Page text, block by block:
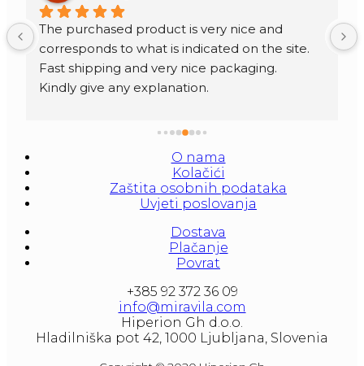
The purchased product is very nice and
corresponds to what is indicated on the site.
Fast shipping and very nice packaging.
Kindly give any explanation.
O nama
Kolačići
Zaštita osobnih podataka
Uvjeti poslovanja
Dostava
Plačanje
Povrat
+385 92 372 36 09
info@miravila.com
Hiperion Gh d.o.o.
Hladilniška pot 42, 1000 Ljubljana, Slovenia